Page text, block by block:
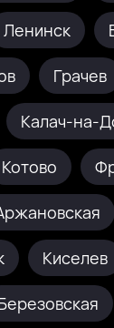
Ленинск
Грачев
Калач-на-
Котово
Киселев